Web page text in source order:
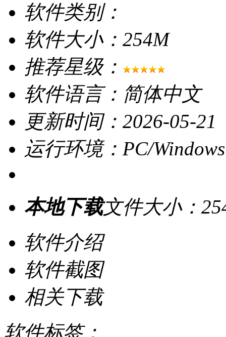
软件类别：
软件大小：254M
推荐星级：
软件语言：简体中文
更新时间：2026-05-21
运行环境：PC/Windows
本地下载文件大小：
软件介绍
软件截图
相关下载
软件标签：